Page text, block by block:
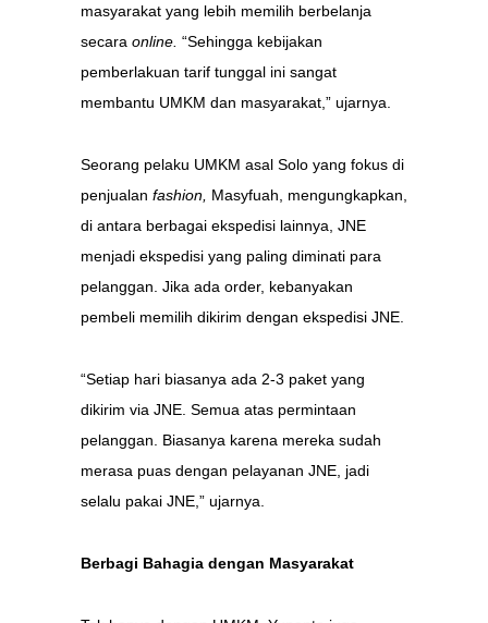
masyarakat yang lebih memilih berbelanja
secara online. “Sehingga kebijakan
pemberlakuan tarif tunggal ini sangat
membantu UMKM dan masyarakat,” ujarnya.
Seorang pelaku UMKM asal Solo yang fokus di
penjualan fashion, Masyfuah, mengungkapkan,
di antara berbagai ekspedisi lainnya, JNE
menjadi ekspedisi yang paling diminati para
pelanggan. Jika ada order, kebanyakan
pembeli memilih dikirim dengan ekspedisi JNE.
“Setiap hari biasanya ada 2-3 paket yang
dikirim via JNE. Semua atas permintaan
pelanggan. Biasanya karena mereka sudah
merasa puas dengan pelayanan JNE, jadi
selalu pakai JNE,” ujarnya.
Berbagi Bahagia dengan Masyarakat